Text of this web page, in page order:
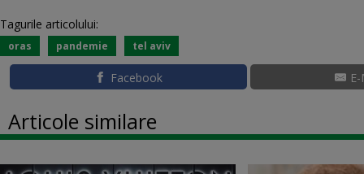
Tagurile articolului:
oras pandemie tel aviv
Facebook
Articole similare